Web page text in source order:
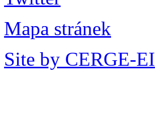
Mapa stránek
Site by CERGE-EI